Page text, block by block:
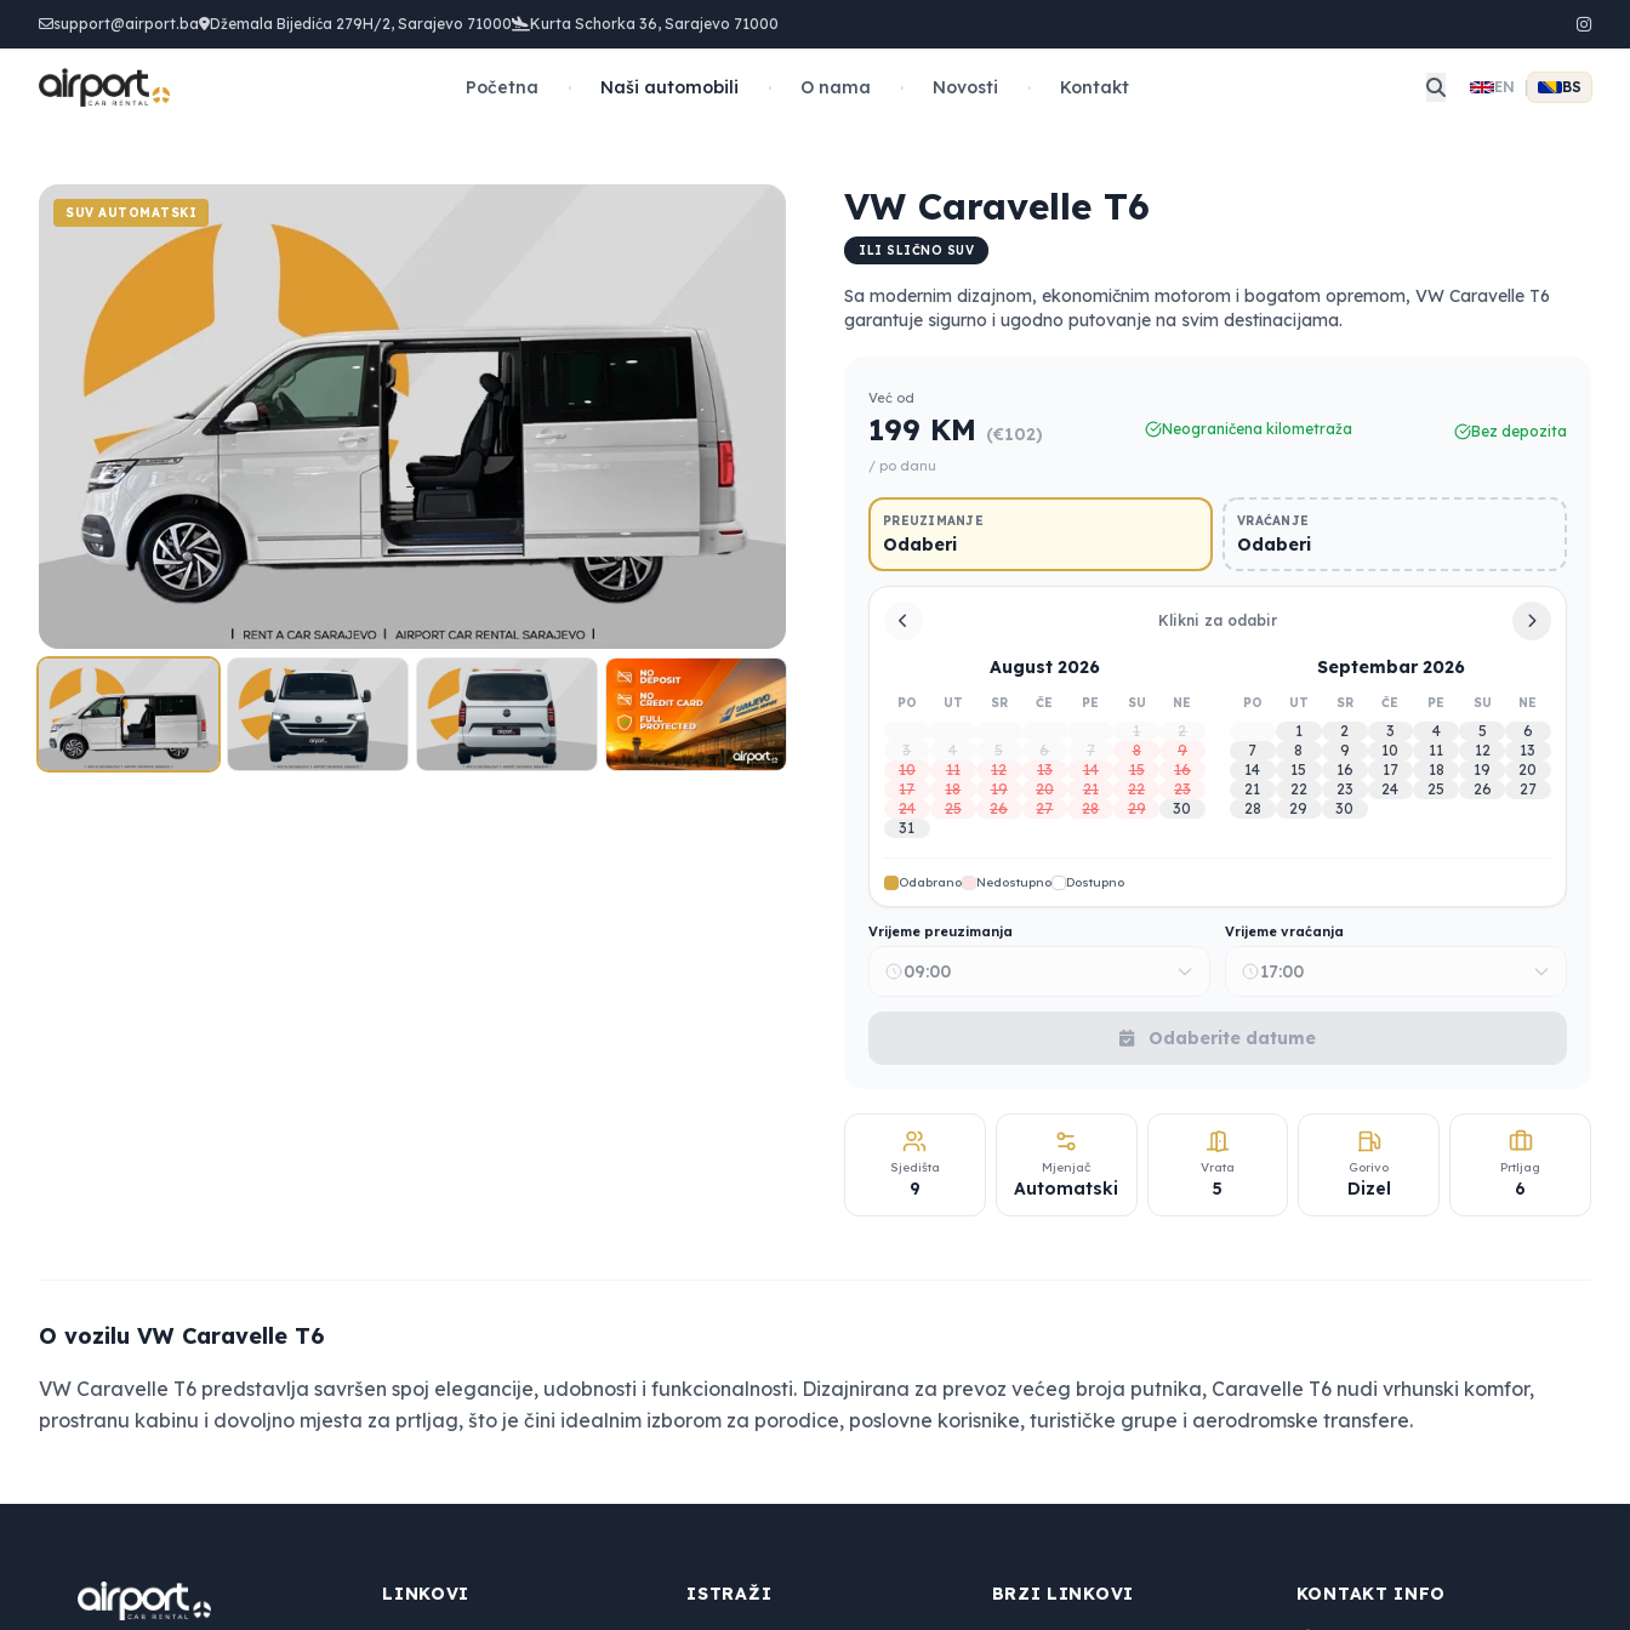
support@airport.ba Džemala Bijedića 279H/2, Sarajevo 71000 Kurta Schorka 36, Sarajevo 71000
Početna · Naši automobili · O nama · Novosti · Kontakt EN BS
SUV AUTOMATSKI VW Caravelle T6
ILI SLIČNO SUV
Sa modernim dizajnom, ekonomičnim motorom i bogatom opremom, VW Caravelle T6
garantuje sigurno i ugodno putovanje na svim destinacijama.
Već od
199 KM (€102)
/ po danu
Neograničena kilometraža Bez depozita
PREUZIMANJE
Odaberi
VRAĆANJE
Odaberi
Klikni za odabir
August 2026
PO UT SR ČE PE SU NE
1
2
3
4 5 6 7 8
9
10
11 12 13 14 15
16
17
18 19 20 21 22
23
24
25 26 27 28 29
30
31
Septembar 2026
PO UT SR ČE PE SU NE
1 2 3 4 5
6
7
8 9 10 11 12
13
14
15 16 17 18 19
20
21
22 23 24 25 26
27
28
29 30
Odabrano Nedostupno Dostupno
Vrijeme preuzimanja
09:00
Vrijeme vraćanja
17:00
Odaberite datume
Sjedišta
9
Mjenjač
Automatski
Vrata
5
Gorivo
Dizel
Prtljag
6
O vozilu VW Caravelle T6
VW Caravelle T6 predstavlja savršen spoj elegancije, udobnosti i funkcionalnosti. Dizajnirana za prevoz većeg broja putnika, Caravelle T6 nudi vrhunski komfor,
prostranu kabinu i dovoljno mjesta za prtljag, što je čini idealnim izborom za porodice, poslovne korisnike, turističke grupe i aerodromske transfere.
LINKOVI ISTRAŽI BRZI LINKOVI
KONTAKT INFO